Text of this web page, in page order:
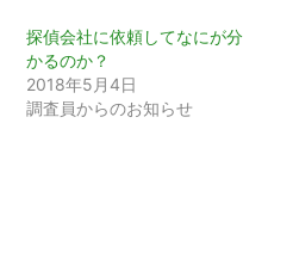
探偵会社に依頼してなにが分
かるのか？
2018年5月4日
調査員からのお知らせ